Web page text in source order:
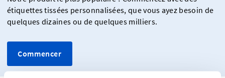
étiquettes tissées personnalisées, que vous ayez besoin de
quelques dizaines ou de quelques milliers.
Commencer